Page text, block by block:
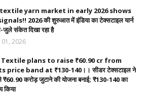
yarn market in early 2026 shows
2026 की शुरुआत में इंडिया का टेक्सटाइल यार्न
जुले संकेत दिखा रहा है
01, 2026
Textile plans to raise ₹60.90 cr from
price band at ₹130-140।। सीडर टेक्सटाइल ने
करोड़ जुटाने की योजना बनाई; ₹130-140 का
किया